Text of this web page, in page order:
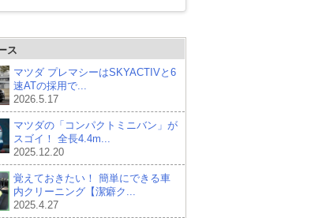
ス
マツダ プレマシーはSKYACTIVと6
速ATの採用で...
2026.5.17
マツダの「コンパクトミニバン」が
スゴイ！ 全長4.4m...
2025.12.20
覚えておきたい！ 簡単にできる車
内クリーニング【潔癖ク...
2025.4.27